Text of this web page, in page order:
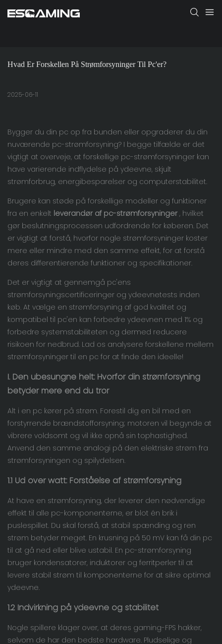
Hvad Er Forskellen På Strømforsyninger Til Pc'er?
2025-06-11
Bygger du din pc op fra bunden eller opgraderer du din
nuværende pc-strømforsyning? I begge tilfælde er det
vigtigt at overveje, at forskellige pc-strømforsyninger kan
have varierende indflydelse på ydeevne, skjult
strømforbrug, energibesparelser og computerstabilitet.
Brugere kan støde på forskellige modeller og funktioner
fra en enkelt leverandør af pc-strømforsyninger , hvilket
gør beslutningsprocessen udfordrende for køberen. Det
er vigtigt at forstå, hvorfor nogle strømforsyninger koster
mere eller mindre med den samme effekt, for at forstå
deres differentierende funktioner og specifikationer.
Det er vigtigt at gennemgå pc'ens
strømforsyningscertificeringer og ydeevnetests inden
køb. At vælge en strømforsyning af god kvalitet og
kompatibel til pc'en kan forbedre ydeevnen med 1% og
forbedre systemstabiliteten og dermed reducere
risikoen for nedbrud. Lad os analysere forskellene mellem
strømforsyninger til en pc for at finde den ideelle!
I. Den ubesungne helt: Hvorfor din strømforsyning
betyder mere end du tror
Alt i en pc kører på strøm. Forestil dig en bil med en
forstyrrende brændstofforsyning; motoren vil begynde at
vibrere voldsomt og vil ikke opnå sin tophastighed.
Anvend den samme analogi på den elektriske strøm fra
strømforsyningen og spilydelsen.
1.1 Ud over watt: Forståelse af strømforsyning
At have en strømforsyning, der leverer den nødvendige
effekt til alle pc-komponenterne, er blot én brik i
puslespillet. Du skal forstå, at stabil spænding og ren
strøm betyder meget. En krusning på 50 mV kan få din pc
til at gå ned eller blive ustabil. En pc-strømforsyning
bruger kondensatorer, induktorer og ferritperler til at
levere stabil strøm til komponenterne for at sikre optimal
ydeevne.
1.2 Indvirkning på ydeevne og stabilitet
Nogle spillere klager over, at deres gaming-FPS hakker,
selvom de har den bedste hardware. Pludselige og